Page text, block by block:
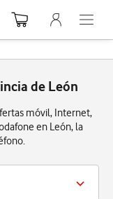
Menu
Abre el
de León
móvil, Internet,
en León, la